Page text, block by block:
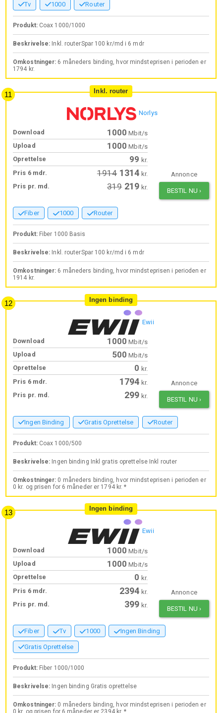
Tv 1000 Router
Produkt: Coax 1000/1000
Beskrivelse: Inkl. routerSpar 100 kr/md i 6 mdr
Omkostninger: 6 måneders binding, hvor mindsteprisen i perioden er
1794 kr.
Inkl. router
Norlys
Download 1000 Mbit/s
Upload
1000 Mbit/s
Oprettelse
99 kr.
Pris 6 mdr.
1914 1314 kr.
Pris pr. md.
319 219 kr.
Annonce
BESTIL NU ›
Fiber 1000 Router
Produkt: Fiber 1000 Basis
Beskrivelse: Inkl. routerSpar 100 kr/md i 6 mdr
Omkostninger: 6 måneders binding, hvor mindsteprisen i perioden er
1914 kr.
Ingen binding
Ewii
Download 1000 Mbit/s
Upload
500 Mbit/s
Oprettelse
0 kr.
Pris 6 mdr.
1794 kr.
Pris pr. md.
299 kr.
Annonce
BESTIL NU ›
Ingen Binding Gratis Oprettelse Router
Produkt: Coax 1000/500
Beskrivelse: Ingen binding Inkl gratis oprettelse Inkl router
Omkostninger: 0 måneders binding, hvor mindsteprisen i perioden er
0 kr. og prisen for 6 måneder er 1794 kr. *
Ingen binding
Ewii
Download 1000 Mbit/s
Upload
1000 Mbit/s
Oprettelse
0 kr.
Pris 6 mdr.
2394 kr.
Pris pr. md.
399 kr.
Annonce
BESTIL NU ›
Fiber Tv 1000 Ingen Binding
Gratis Oprettelse
Produkt: Fiber 1000/1000
Beskrivelse: Ingen binding Gratis oprettelse
Omkostninger: 0 måneders binding, hvor mindsteprisen i perioden er
0 kr. og prisen for 6 måneder er 2394 kr. *